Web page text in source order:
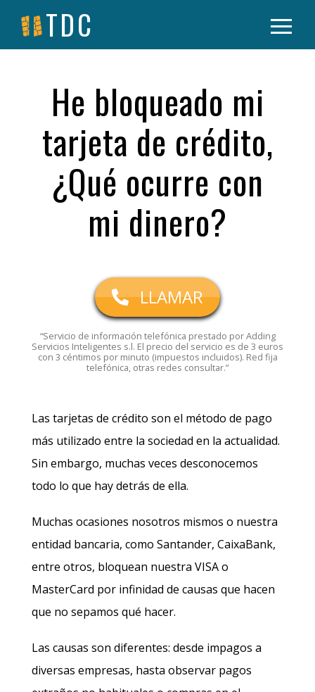
TDC
He bloqueado mi
tarjeta de crédito,
¿Qué ocurre con
mi dinero?
LLAMAR
“Servicio de información telefónica prestado por Adding
Servicios Inteligentes s.l. El precio del servicio es de 3 euros
con 3 céntimos por minuto (impuestos incluidos). Red fija
telefónica, otras redes consultar.”
Las tarjetas de crédito son el método de pago
más utilizado entre la sociedad en la actualidad.
Sin embargo, muchas veces desconocemos
todo lo que hay detrás de ella.
Muchas ocasiones nosotros mismos o nuestra
entidad bancaria, como Santander, CaixaBank,
entre otros, bloquean nuestra VISA o
MasterCard por infinidad de causas que hacen
que no sepamos qué hacer.
Las causas son diferentes: desde impagos a
diversas empresas, hasta observar pagos